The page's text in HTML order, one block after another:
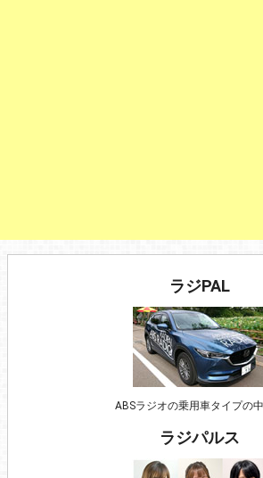
ラジPAL
ABSラジオの乗用車タイプの
ラジパルス